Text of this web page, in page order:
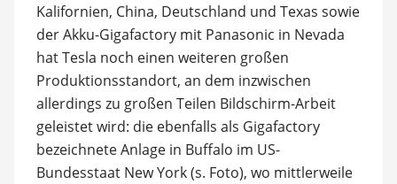
Kalifornien, China, Deutschland und Texas sowie
der Akku-Gigafactory mit Panasonic in Nevada
hat Tesla noch einen weiteren großen
Produktionsstandort, an dem inzwischen
allerdings zu großen Teilen Bildschirm-Arbeit
geleistet wird: die ebenfalls als Gigafactory
bezeichnete Anlage in Buffalo im US-
Bundesstaat New York (s. Foto), wo mittlerweile